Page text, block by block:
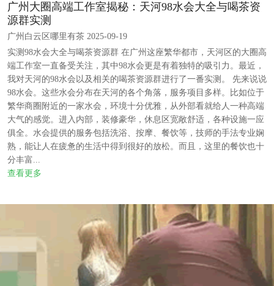
广州大圈高端工作室揭秘：天河98水会大全与喝茶资
源群实测
广州白云区哪里有茶 2025-09-19
实测98水会大全与喝茶资源群 在广州这座繁华都市，天河区的大圈高
端工作室一直备受关注，其中98水会更是有着独特的吸引力。最近，
我对天河的98水会以及相关的喝茶资源群进行了一番实测。 先来说说
98水会。这些水会分布在天河的各个角落，服务项目多样。比如位于
繁华商圈附近的一家水会，环境十分优雅，从外部看就给人一种高端
大气的感觉。进入内部，装修豪华，休息区宽敞舒适，各种设施一应
俱全。水会提供的服务包括洗浴、按摩、餐饮等，技师的手法专业娴
熟，能让人在疲惫的生活中得到很好的放松。而且，这里的餐饮也十
分丰富...
查看更多